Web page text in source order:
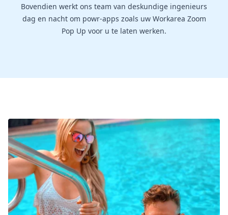
Bovendien werkt ons team van deskundige ingenieurs
dag en nacht om powr-apps zoals uw Workarea Zoom
Pop Up voor u te laten werken.